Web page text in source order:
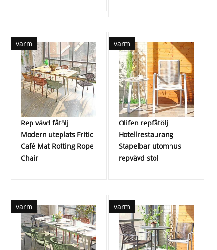
varm
Rep vävd fåtölj
Modern uteplats Fritid
Café Mat Rotting Rope
Chair
varm
Olifen repfåtölj
Hotellrestaurang
Stapelbar utomhus
repvävd stol
varm varm